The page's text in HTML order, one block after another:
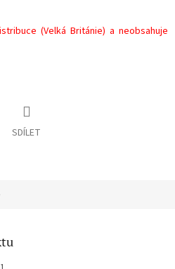
(Velká Británie) a neobsahuje
SDÍLET